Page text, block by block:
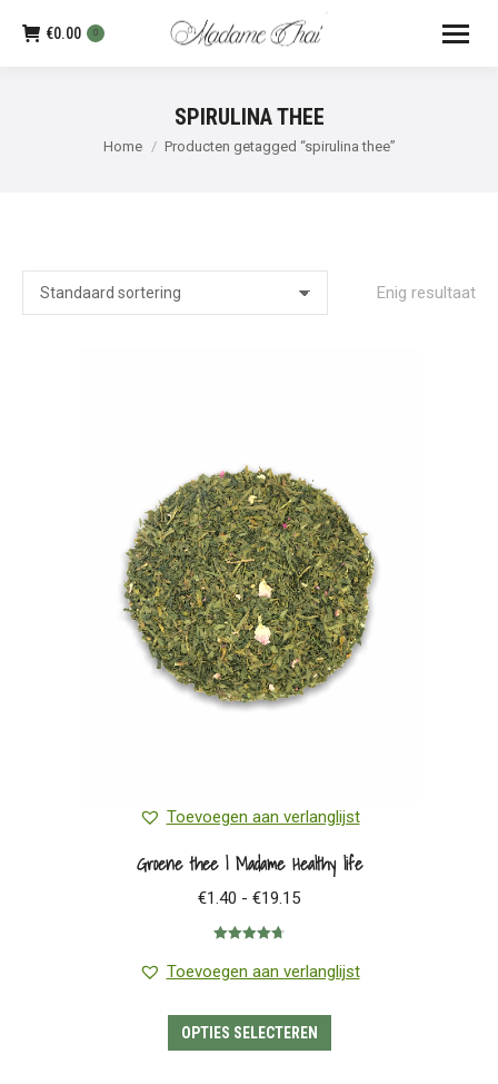
€0.00 0
SPIRULINA THEE
Je bent hier:
Home Producten getagged “spirulina thee”
Enig resultaat
Toevoegen aan verlanglijst
Groene thee | Madame Healthy life
€1.40 - €19.15Prijsklasse:
€19.15
4.75uit 5
Toevoegen aan verlanglijst
OPTIES SELECTEREN